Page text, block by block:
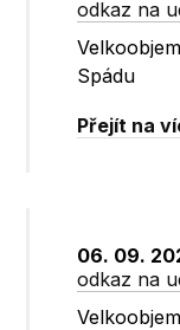
odkaz na
Spádu
Přejít na
06. 09.
odkaz na